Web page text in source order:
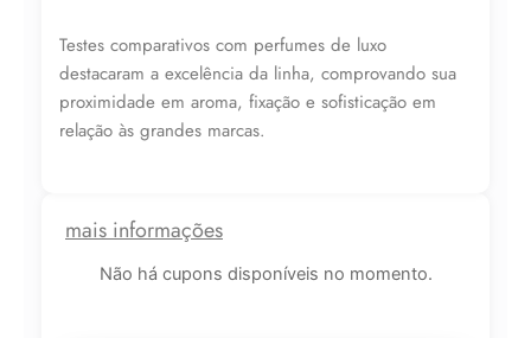
mais informações
Não há cupons disponíveis no momento.
Testes comparativos com perfumes de luxo
destacaram a excelência da linha, comprovando sua
proximidade em aroma, fixação e sofisticação em
relação às grandes marcas.